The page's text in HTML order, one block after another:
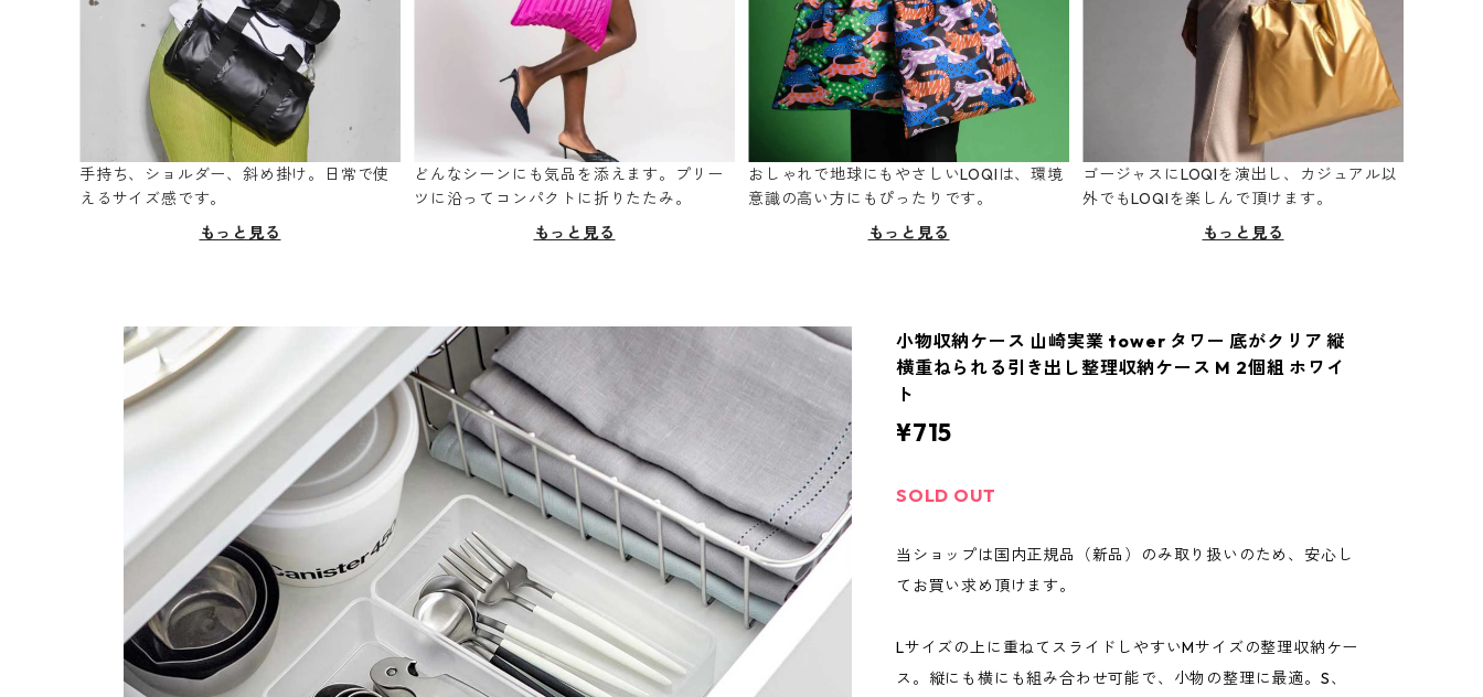
手持ち、ショルダー、斜め掛け。日常で使
えるサイズ感です。
もっと見る
どんなシーンにも気品を添えます。プリー
ツに沿ってコンパクトに折りたたみ。
もっと見る
おしゃれで地球にもやさしいLOQIは、環境
意識の高い方にもぴったりです。
もっと見る
ゴージャスにLOQIを演出し、カジュアル以
外でもLOQIを楽しんで頂けます。
もっと見る
小物収納ケース 山崎実業 tower タワー 底がクリア 縦
横重ねられる引き出し整理収納ケース M 2個組 ホワイ
ト
¥715
SOLD OUT
当ショップは国内正規品（新品）のみ取り扱いのため、安心し
てお買い求め頂けます。
Lサイズの上に重ねてスライドしやすいMサイズの整理収納ケー
ス。縦にも横にも組み合わせ可能で、小物の整理に最適。S、